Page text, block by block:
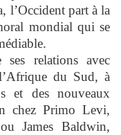
l’Occident part à la
mondial qui se
ses relations avec
du Sud, à
et des nouveaux
chez Primo Levi,
James Baldwin,